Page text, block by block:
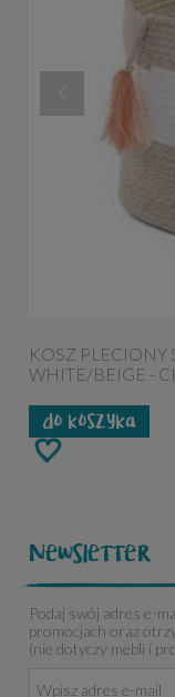
KOSZ PLECIONY
WHITE/BEIGE -
do koszyka
Newsletter
Podaj swój adres e-
promocjach oraz
(nie dotyczy mebli i